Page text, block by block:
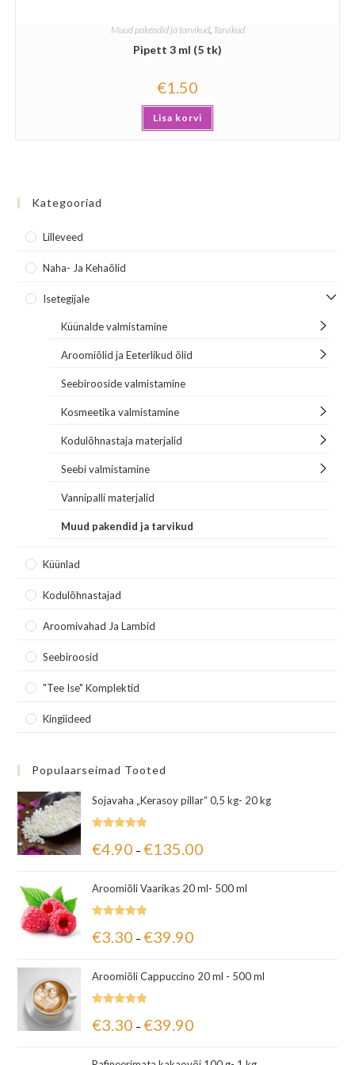
Muud pakendid ja tarvikud, Tarvikud
Pipett 3 ml (5 tk)
€1.50
Lisa korvi
Kategooriad
Lilleveed
Naha- Ja Kehaõlid
Isetegijale
Küünalde valmistamine
Aroomiõlid ja Eeterlikud õlid
Seebirooside valmistamine
Kosmeetika valmistamine
Kodulõhnastaja materjalid
Seebi valmistamine
Vannipalli materjalid
Muud pakendid ja tarvikud
Küünlad
Kodulõhnastajad
Aroomivahad Ja Lambid
Seebiroosid
"Tee Ise" Komplektid
Kingiideed
Populaarseimad Tooted
Sojavaha „Kerasoy pillar“ 0,5 kg- 20 kg
5.00/ 5
€4.90 – €135.00
Aroomiõli Vaarikas 20 ml- 500 ml
5.00/ 5
€3.30 – €39.90
Aroomiõli Cappuccino 20 ml - 500 ml
5.00/ 5
€3.30 – €39.90